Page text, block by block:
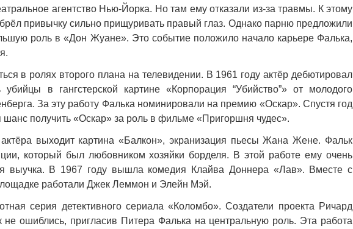
агентство Нью-Йорка. Но там ему отказали из-за травмы. К этому
привычку сильно прищуривать правый глаз. Однако парню предложили
роль в «Дон Жуане». Это событие положило начало карьере Фалька,
в ролях второго плана на телевидении. В 1961 году актёр дебютировал
в гангстерской картине «Корпорация “Убийство”» от молодого
За эту работу Фалька номинировали на премию «Оскар». Спустя год
получить «Оскар» за роль в фильме «Пригоршня чудес».
выходит картина «Балкон», экранизация пьесы Жана Жене. Фальк
который был любовником хозяйки борделя. В этой работе ему очень
выучка. В 1967 году вышла комедия Клайва Доннера «Лав». Вместе с
работали Джек Леммон и Элейн Мэй.
серия детективного сериала «Коломбо». Создатели проекта Ричард
ошиблись, пригласив Питера Фалька на центральную роль. Эта работа